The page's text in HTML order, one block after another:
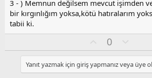
3 - ) Memnun değilsem mevcut işimden
bir kırgınlığım yoksa,kötü hatıralarım
tabii ki.
y
l
a
0
l
u
m
Yanıt yazmak için giriş yapmanız veya üye